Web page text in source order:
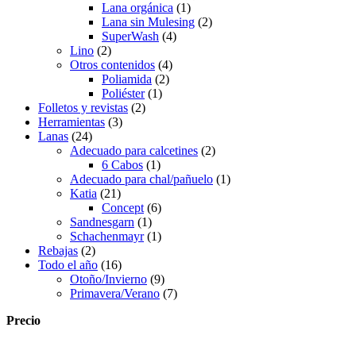
Lana orgánica (1)
Lana sin Mulesing (2)
SuperWash (4)
Lino (2)
Otros contenidos (4)
Poliamida (2)
Poliéster (1)
Folletos y revistas (2)
Herramientas (3)
Lanas (24)
Adecuado para calcetines (2)
6 Cabos (1)
Adecuado para chal/pañuelo (1)
Katia (21)
Concept (6)
Sandnesgarn (1)
Schachenmayr (1)
Rebajas (2)
Todo el año (16)
Otoño/Invierno (9)
Primavera/Verano (7)
Precio